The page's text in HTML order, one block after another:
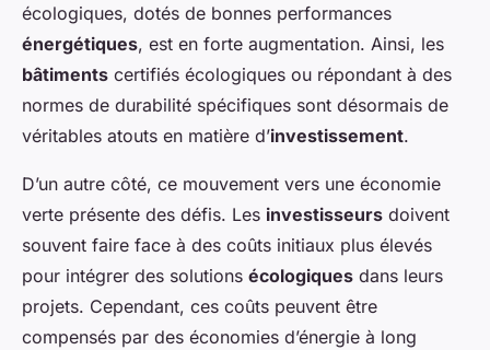
écologiques, dotés de bonnes performances
énergétiques, est en forte augmentation. Ainsi, les
bâtiments certifiés écologiques ou répondant à des
normes de durabilité spécifiques sont désormais de
véritables atouts en matière d’investissement.
D’un autre côté, ce mouvement vers une économie
verte présente des défis. Les investisseurs doivent
souvent faire face à des coûts initiaux plus élevés
pour intégrer des solutions écologiques dans leurs
projets. Cependant, ces coûts peuvent être
compensés par des économies d’énergie à long